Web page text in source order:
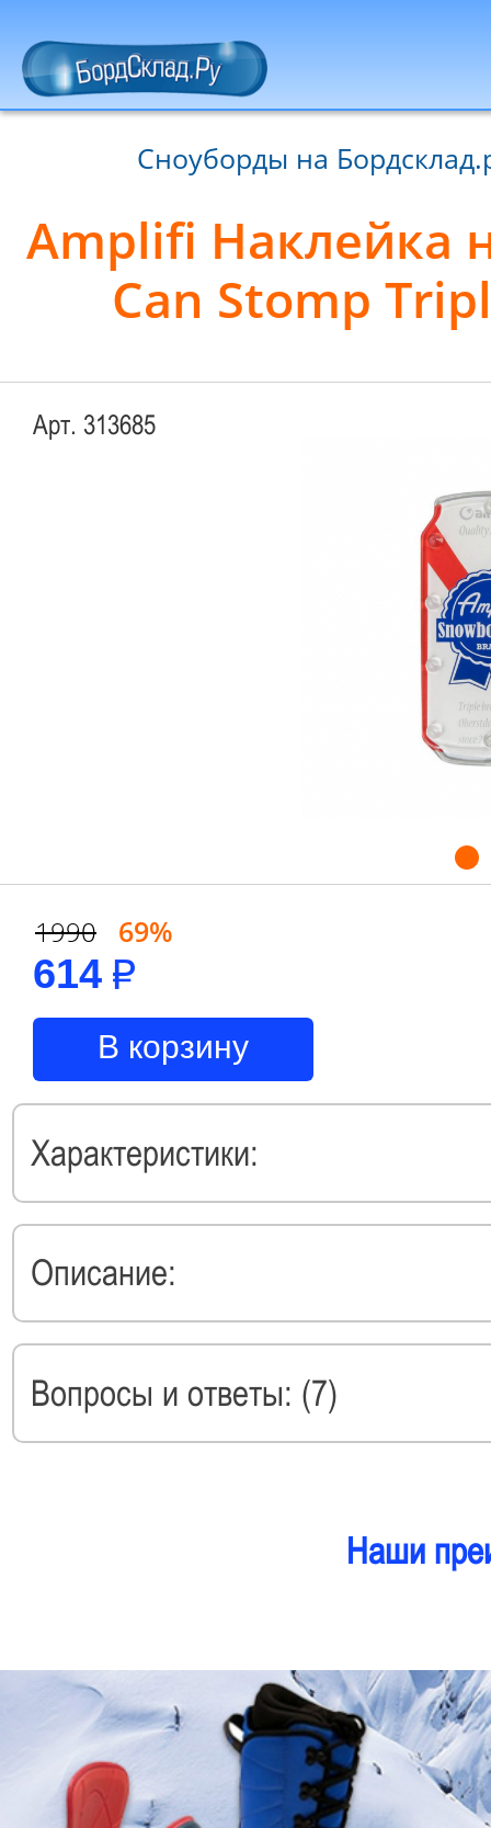
Сноуборды на
Amplifi Наклейка
Can Stomp
Арт. 313685
1990 69%
614
В корзину
Характеристики:
Описание:
Вопросы и ответы: (7)
Наши